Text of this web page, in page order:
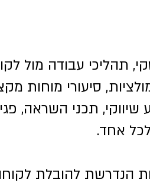
תהליכי עבודה מול
סיעורי מוחות
שיווקי, תכני השראה,
אחד.
להובלת